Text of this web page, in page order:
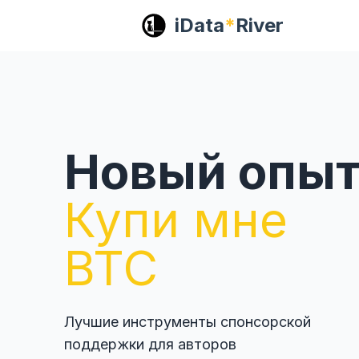
iData*River
Новый
Купи мне
BTC
Лучшие инструменты спонсорской
поддержки для авторов